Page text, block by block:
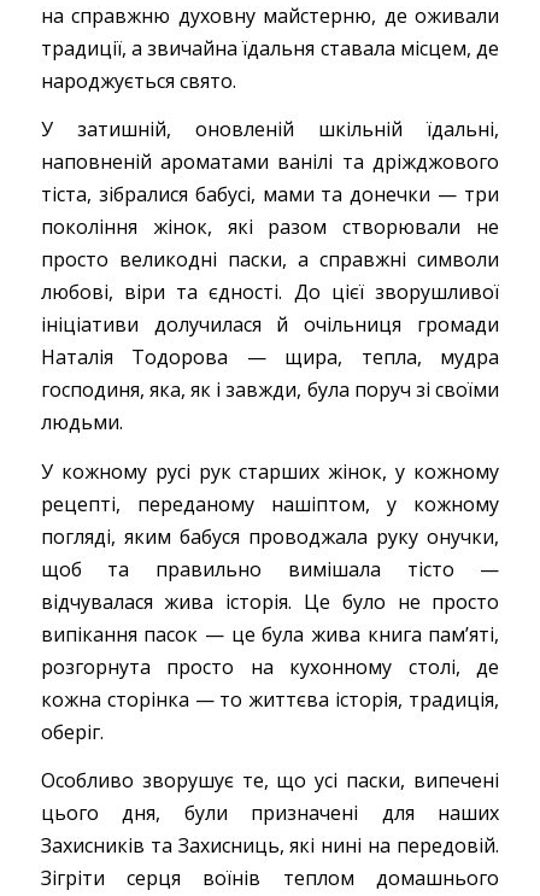
на справжню духовну майстерню, де оживали
традиції, а звичайна їдальня ставала місцем, де
народжується свято.
У затишній, оновленій шкільній їдальні,
наповненій ароматами ванілі та дріжджового
тіста, зібралися бабусі, мами та донечки — три
покоління жінок, які разом створювали не
просто великодні паски, а справжні символи
любові, віри та єдності. До цієї зворушливої
ініціативи долучилася й очільниця громади
Наталія Тодорова — щира, тепла, мудра
господиня, яка, як і завжди, була поруч зі своїми
людьми.
У кожному русі рук старших жінок, у кожному
рецепті, переданому нашіптом, у кожному
погляді, яким бабуся проводжала руку онучки,
щоб та правильно вимішала тісто —
відчувалася жива історія. Це було не просто
випікання пасок — це була жива книга пам’яті,
розгорнута просто на кухонному столі, де
кожна сторінка — то життєва історія, традиція,
оберіг.
Особливо зворушує те, що усі паски, випечені
цього дня, були призначені для наших
Захисників та Захисниць, які нині на передовій.
Зігріти серця воїнів теплом домашнього